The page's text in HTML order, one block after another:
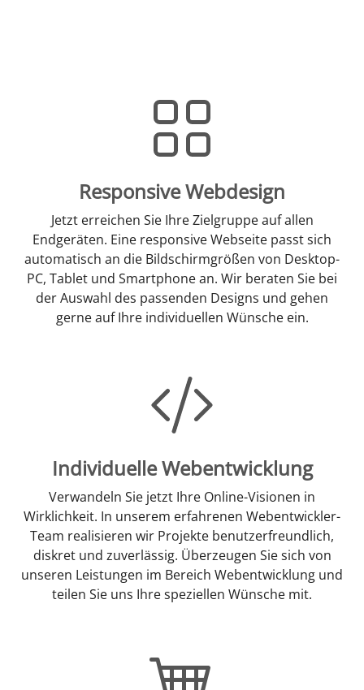
Responsive Webdesign
Jetzt erreichen Sie Ihre Zielgruppe auf allen
Endgeräten. Eine responsive Webseite passt sich
automatisch an die Bildschirmgrößen von Desktop-
PC, Tablet und Smartphone an. Wir beraten Sie bei
der Auswahl des passenden Designs und gehen
gerne auf Ihre individuellen Wünsche ein.
Individuelle Webentwicklung
Verwandeln Sie jetzt Ihre Online-Visionen in
Wirklichkeit. In unserem erfahrenen Webentwickler-
Team realisieren wir Projekte benutzerfreundlich,
diskret und zuverlässig. Überzeugen Sie sich von
unseren Leistungen im Bereich Webentwicklung und
teilen Sie uns Ihre speziellen Wünsche mit.